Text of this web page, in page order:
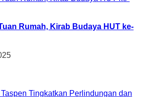
Rumah, Kirab Budaya HUT ke-